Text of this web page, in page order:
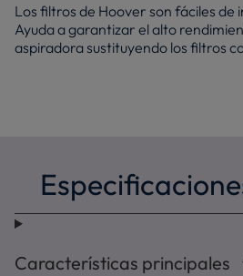
Los filtros de Hoover son fáciles de
Ayuda a garantizar el alto
aspiradora sustituyendo los filtros
Características principales